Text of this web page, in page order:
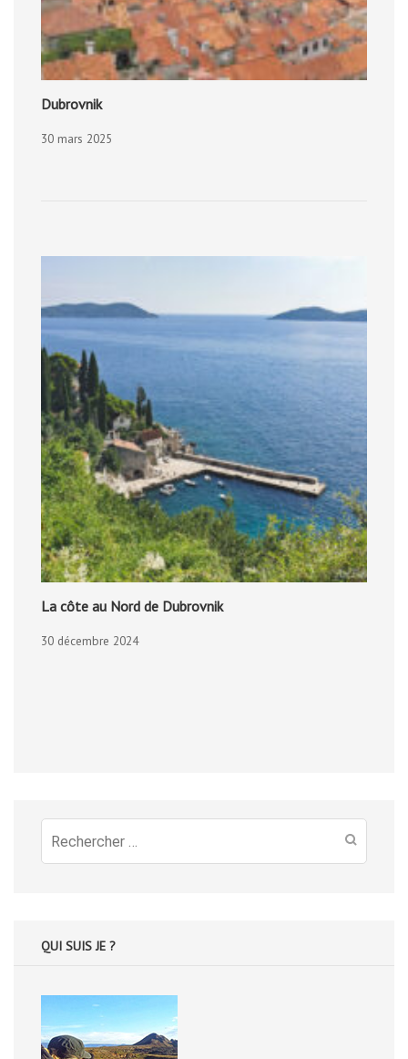
Dubrovnik
30 mars 2025
La côte au Nord de Dubrovnik
30 décembre 2024
Recherche
pour
QUI SUIS JE ?